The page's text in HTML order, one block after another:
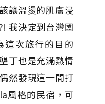
讓溫燙的肌膚浸
我決定到台灣國
這次旅行的目的
丁也是充滿熱情
然發現這一間打
風格的民宿，可